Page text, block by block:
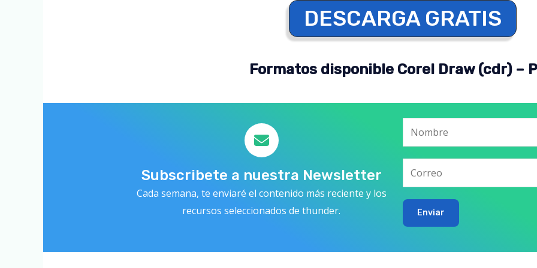
DESCARGA GRATIS
Formatos disponible Corel Draw (cdr) –
Subscribete a nuestra Newsletter
Cada semana, te enviaré el contenido más reciente y los
recursos seleccionados de thunder.
Enviar